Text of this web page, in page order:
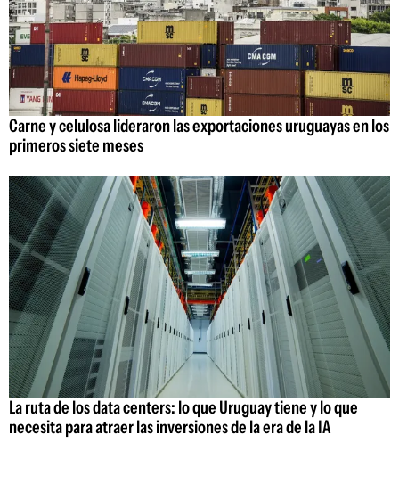
Carne y celulosa lideraron las exportaciones uruguayas en los
primeros siete meses
La ruta de los data centers: lo que Uruguay tiene y lo que
necesita para atraer las inversiones de la era de la IA